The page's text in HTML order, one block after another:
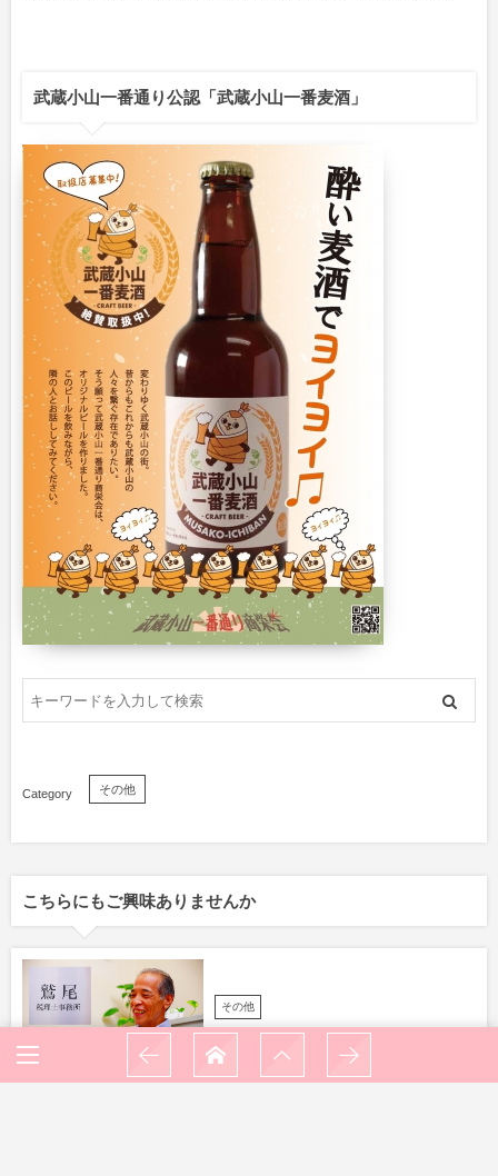
武蔵小山一番通り公認「武蔵小山一番麦酒」
その他
こちらにもご興味ありませんか
その他